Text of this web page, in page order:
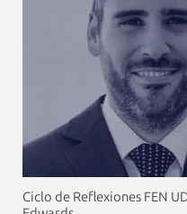
Ciclo de Reflexiones FEN